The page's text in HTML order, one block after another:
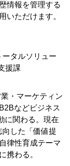
情報を管理する
いただけます。
タルソリュー
援課
・マーケティン
などビジネス
に関わる。現在
した「価値提
律性育成テーマ
携わる。